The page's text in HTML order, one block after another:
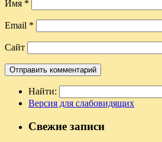
Имя *
Email *
Сайт
Найти:
Версия для слабовидящих
Свежие записи